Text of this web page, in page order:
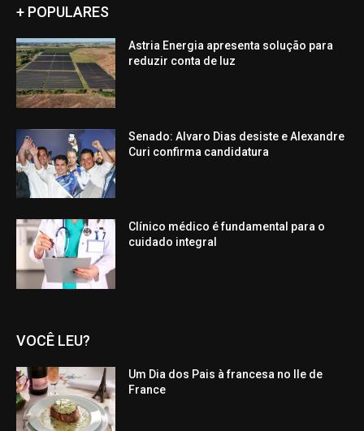
+ POPULARES
Astria Energia apresenta solução para
reduzir conta de luz
Senado: Alvaro Dias desiste e Alexandre
Curi confirma candidatura
Clínico médico é fundamental para o
cuidado integral
VOCÊ LEU?
Um Dia dos Pais à francesa no Ile de
France